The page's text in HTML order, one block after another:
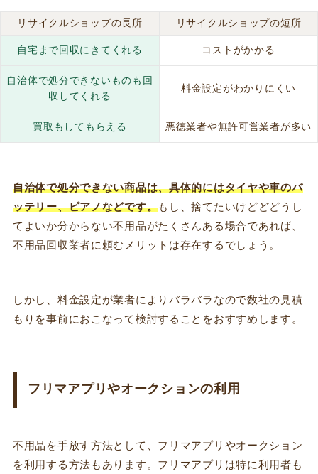
リサイクルショップの長所 リサイクルショップの短所
自宅まで回収にきてくれる コストがかかる
自治体で処分できないものも回
収してくれる
料金設定がわかりにくい
買取もしてもらえる 悪徳業者や無許可営業者が多い
自治体で処分できない商品は、具体的にはタイヤや車のバ
ッテリー、ピアノなどです。もし、捨てたいけどどどうし
てよいか分からない不用品がたくさんある場合であれば、
不用品回収業者に頼むメリットは存在するでしょう。
しかし、 料金設定が業者によりバラバラなので数社の見積
もりを事前におこなって検討することをおすすめします。
フリマアプリやオークションの利用
不用品を手放す方法として、フリマアプリやオークション
を利用する方法もあります。フリマアプリは特に利用者も